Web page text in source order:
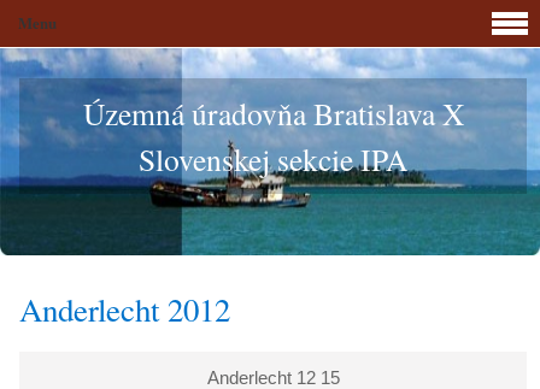
Územná úradovňa Bratislava X
Slovenskej sekcie IPA
Anderlecht 2012
Anderlecht 12 15
Menu